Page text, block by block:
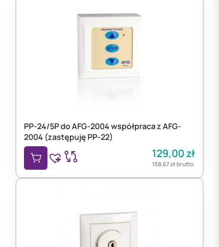
PP-24/5P do AFG-2004 współpraca z AFG-
2004 (zastępuję PP-22)
129,00zł
158,67złbrutto